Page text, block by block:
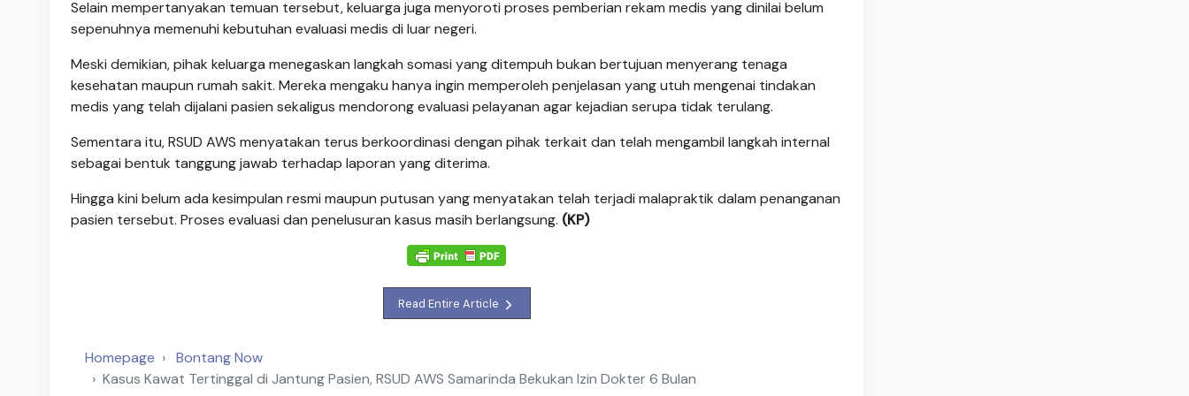
Selain mempertanyakan temuan tersebut, keluarga juga menyoroti proses pemberian rekam medis yang dinilai belum
sepenuhnya memenuhi kebutuhan evaluasi medis di luar negeri.
Meski demikian, pihak keluarga menegaskan langkah somasi yang ditempuh bukan bertujuan menyerang tenaga
kesehatan maupun rumah sakit. Mereka mengaku hanya ingin memperoleh penjelasan yang utuh mengenai tindakan
medis yang telah dijalani pasien sekaligus mendorong evaluasi pelayanan agar kejadian serupa tidak terulang.
Sementara itu, RSUD AWS menyatakan terus berkoordinasi dengan pihak terkait dan telah mengambil langkah internal
sebagai bentuk tanggung jawab terhadap laporan yang diterima.
Hingga kini belum ada kesimpulan resmi maupun putusan yang menyatakan telah terjadi malapraktik dalam penanganan
pasien tersebut. Proses evaluasi dan penelusuran kasus masih berlangsung. (KP)
Read Entire Article
Homepage
Bontang Now
Kasus Kawat Tertinggal di Jantung Pasien, RSUD AWS Samarinda Bekukan Izin Dokter 6 Bulan